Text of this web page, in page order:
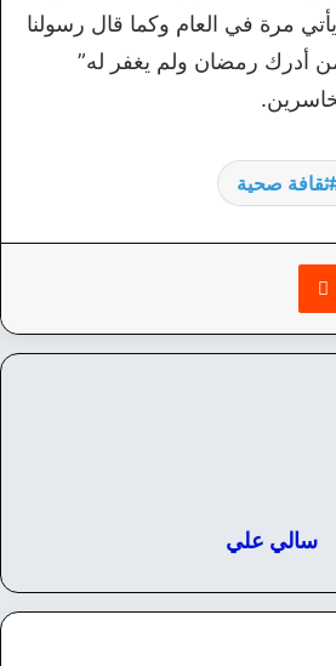
مرة في العام وكما قال رسولنا
أدرك رمضان ولم يغفر له”
ثقافة صحية
سالي علي